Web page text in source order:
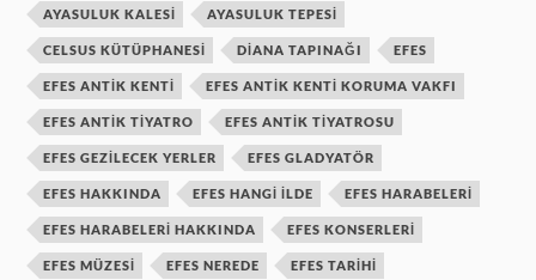
AYASULUK KALESI AYASULUK TEPESI
CELSUS KÜTÜPHANESI DIANA TAPINAĞI EFES
EFES ANTIK KENTI EFES ANTIK KENTI KORUMA VAKFI
EFES ANTIK TIYATRO EFES ANTIK TIYATROSU
EFES GEZILECEK YERLER EFES GLADYATÖR
EFES HAKKINDA EFES HANGI ILDE EFES HARABELERI
EFES HARABELERI HAKKINDA EFES KONSERLERI
EFES MÜZESI EFES NEREDE EFES TARIHI